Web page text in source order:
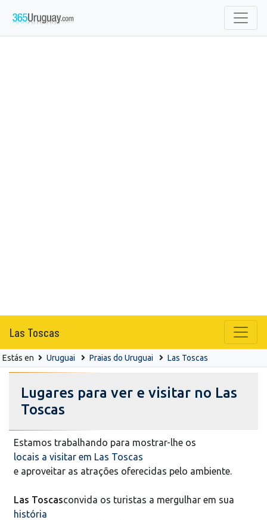
Las Toscas
Estás en Uruguai Praias do Uruguai Las Toscas
Lugares para ver e visitar no Las
Toscas
Estamos trabalhando para mostrar-lhe os
locais a visitar em Las Toscas
e aproveitar as atrações oferecidas pelo ambiente.
Las Toscasconvida os turistas a mergulhar em sua
história